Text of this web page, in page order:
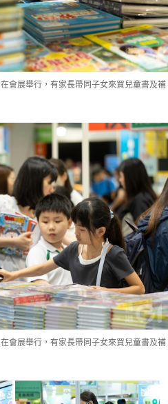
會展舉行，有家長帶同子女來買兒童書及補
會展舉行，有家長帶同子女來買兒童書及補